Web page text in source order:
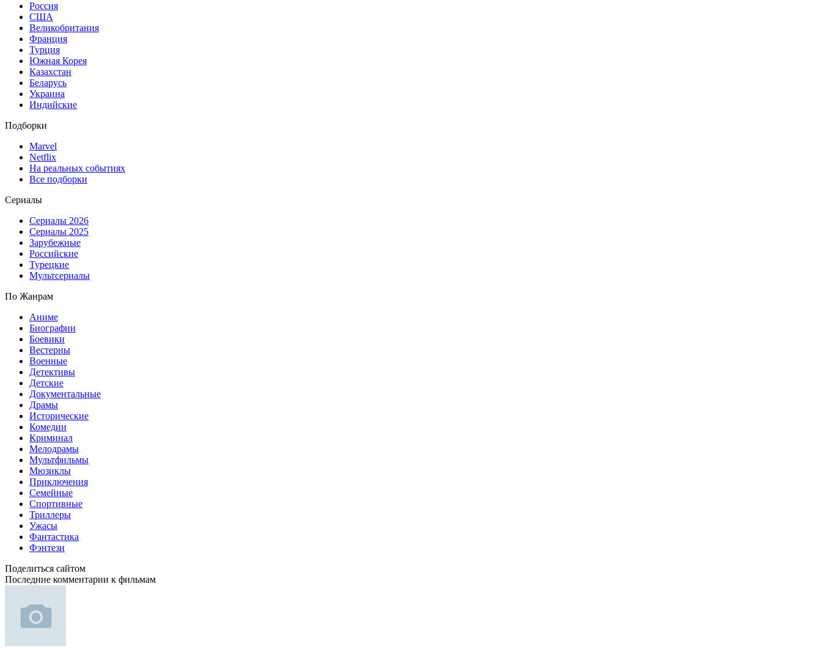
Россия
США
Великобритания
Франция
Турция
Южная Корея
Казахстан
Беларусь
Украина
Индийские
Подборки
Marvel
Netflix
На реальных событиях
Все подборки
Сериалы
Сериалы 2026
Сериалы 2025
Зарубежные
Российские
Турецкие
Мультсериалы
По Жанрам
Аниме
Биографии
Боевики
Вестерны
Военные
Детективы
Детские
Документальные
Драмы
Исторические
Комедии
Криминал
Мелодрамы
Мультфильмы
Мюзиклы
Приключения
Семейные
Спортивные
Триллеры
Ужасы
Фантастика
Фэнтези
Поделиться сайтом
Последние комментарии к фильмам